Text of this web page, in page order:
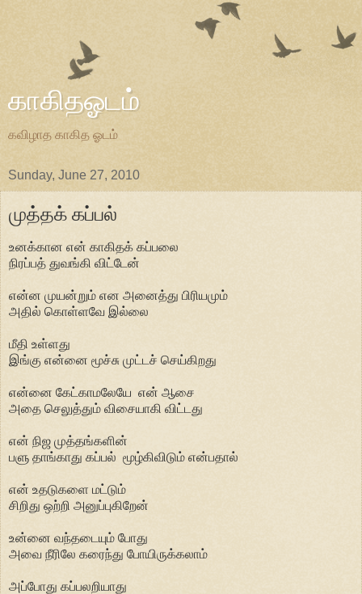
காகிதஓடம்
கவிழாத காகித ஓடம்
Sunday, June 27, 2010
முத்தக் கப்பல்
உனக்கான என் காகிதக் கப்பலை
நிரப்பத் துவங்கி விட்டேன்
என்ன முயன்றும் என அனைத்து பிரியமும்
அதில் கொள்ளவே இல்லை
மீதி உள்ளது
இங்கு என்னை மூச்சு முட்டச் செய்கிறது
என்னை கேட்காமலேயே என் ஆசை
அதை செலுத்தும் விசையாகி விட்டது
என் நிஜ முத்தங்களின்
பளு தாங்காது கப்பல் மூழ்கிவிடும் என்பதால்
என் உதடுகளை மட்டும்
சிறிது ஒற்றி அனுப்புகிறேன்
உன்னை வந்தடையும் போது
அவை நீரிலே கரைந்து போயிருக்கலாம்
அப்போது கப்பலறியாது